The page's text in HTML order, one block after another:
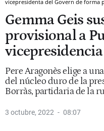
vicepresidenta del Govern de forma
Gemma Geis
provisional a
Pere Aragonès elige a
del núcleo duro de la
Borràs, partidaria de la
3 octubre, 2022 08:07